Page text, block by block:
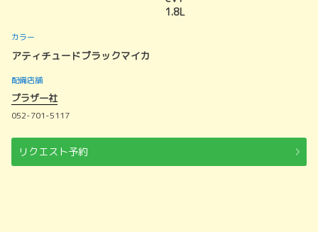
1.8L
カラー
アティチュードブラックマイカ
配備店舗
プラザ一社
052-701-5117
リクエスト予約